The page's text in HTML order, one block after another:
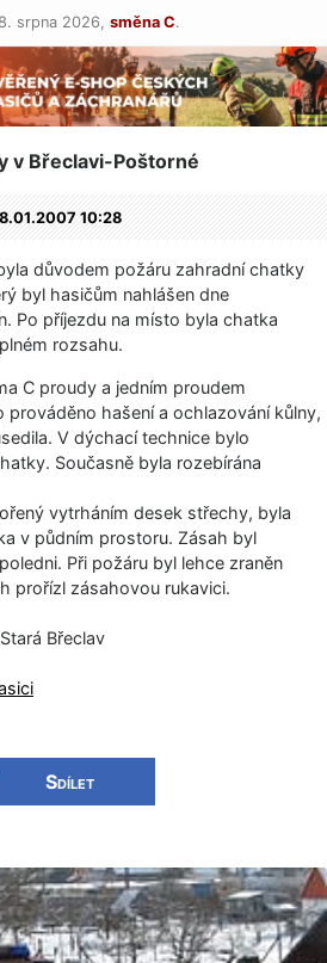
srpna 2026, směna C.
v Břeclavi-Poštorné
10:28
důvodem požáru zahradní chatky
byl hasičům nahlášen dne
Po příjezdu na místo byla chatka
rozsahu.
C proudy a jedním proudem
hašení a ochlazování kůlny,
V dýchací technice bylo
Současně byla rozebírána
vytrháním desek střechy, byla
v půdním prostoru. Zásah byl
Při požáru byl lehce zraněn
prořízl zásahovou rukavici.
Břeclav
Sdílet